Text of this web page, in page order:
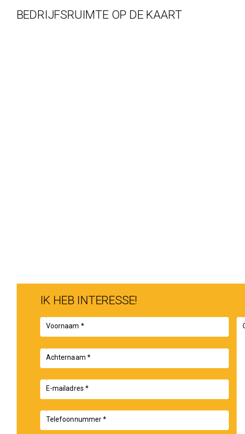
voor de wasmachine en droger, vaste kast wasbak en toegang
BEDRIJFSRUIMTE OP DE KAART
IK HEB INTERESSE!
Voornaam *
Achternaam *
E-mailadres *
Telefoonnummer *